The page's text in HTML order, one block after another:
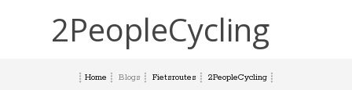
2PeopleCycling
Home Blogs Fietsroutes 2PeopleCycling